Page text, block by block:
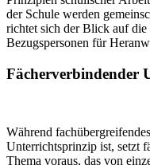
der Schule werden
richtet sich der Blick auf die
Bezugspersonen für
Fächerverbindender
Während
Unterrichtsprinzip ist, setzt
Thema voraus, das von